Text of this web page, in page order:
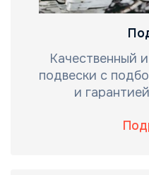
Качественный
подвески с
и